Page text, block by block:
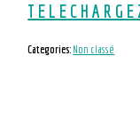
T E L E C H A R G
Categories: Non classé